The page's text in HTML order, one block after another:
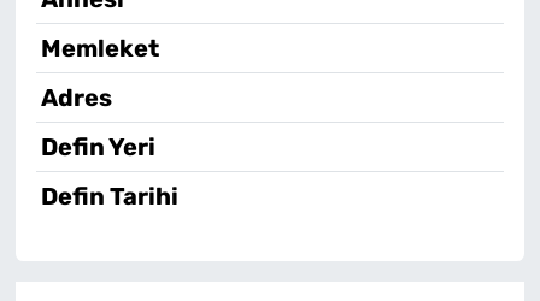
Memleket
Adres
Defin Yeri
Defin Tarihi